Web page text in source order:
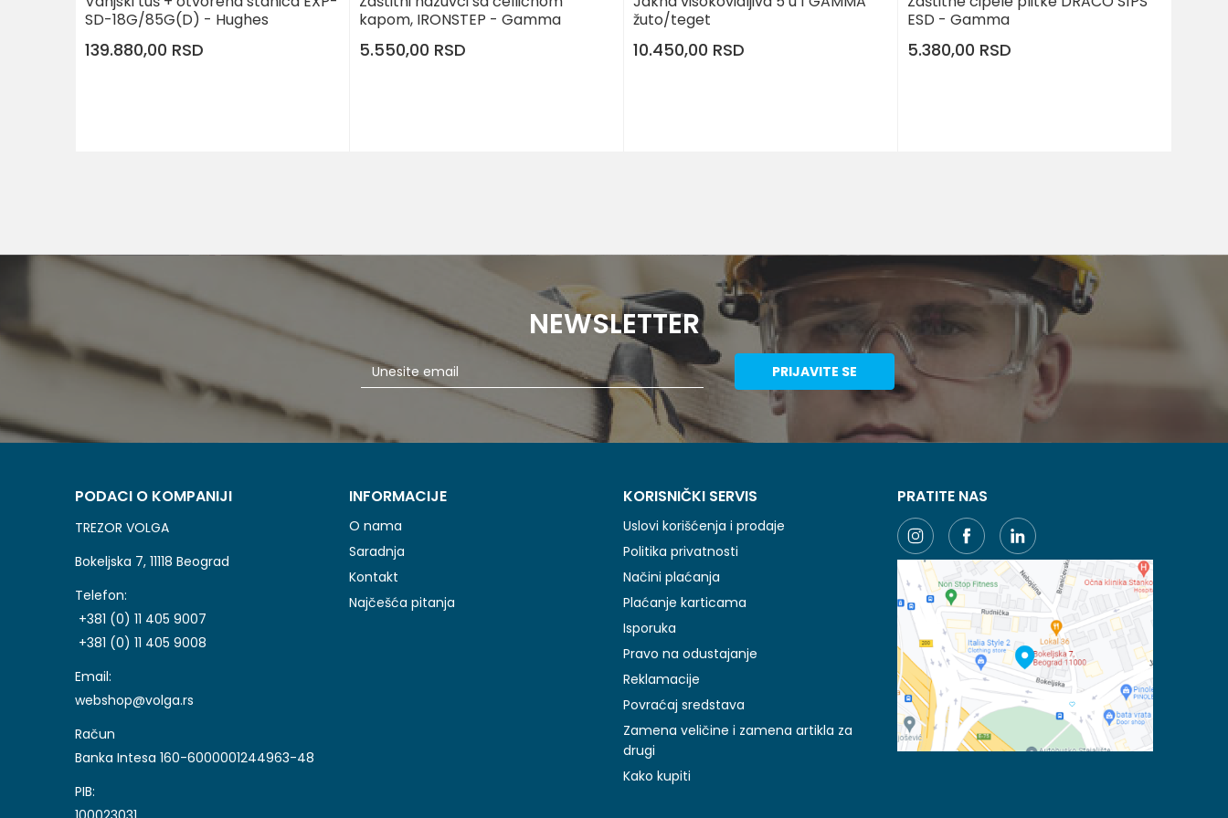
SD-18G/85G(D) - Hughes
139.880,00 RSD
kapom, IRONSTEP - Gamma
5.550,00 RSD
žuto/teget
10.450,00 RSD
ESD - Gamma
5.380,00 RSD
NEWSLETTER
PRIJAVITE SE
PODACI O KOMPANIJI
TREZOR VOLGA
Bokeljska 7, 11118 Beograd
Telefon:
+381 (0) 11 405 9007
+381 (0) 11 405 9008
Email:
webshop@volga.rs
Račun
Banka Intesa 160-6000001244963-48
PIB:
INFORMACIJE
O nama
Saradnja
Kontakt
Najčešća pitanja
KORISNIČKI SERVIS
Uslovi korišćenja i prodaje
Politika privatnosti
Načini plaćanja
Plaćanje karticama
Isporuka
Pravo na odustajanje
Reklamacije
Povraćaj sredstava
Zamena veličine i zamena artikla za
drugi
Kako kupiti
PRATITE NAS